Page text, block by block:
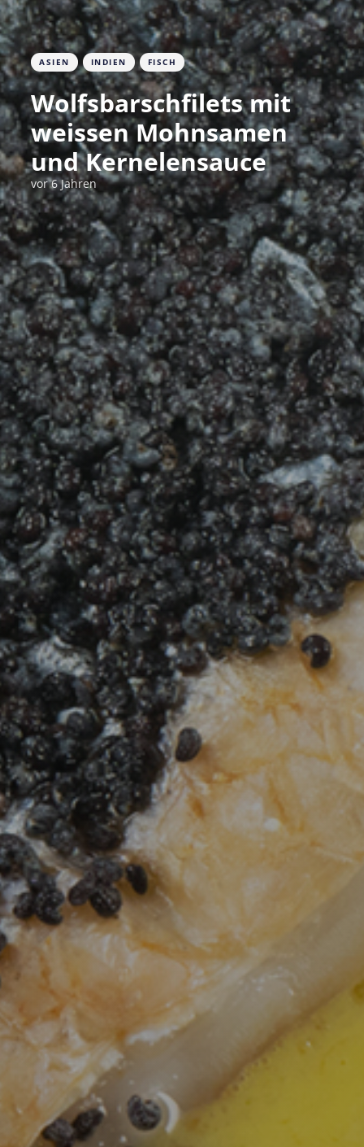
ASIEN INDIEN FISCH
Wolfsbarschfilets mit
weissen Mohnsamen
und Kernelensauce
vor 6 Jahren